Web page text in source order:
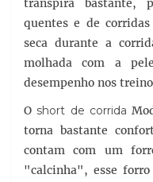
transpira bastante,
quentes e de
seca durante a
molhada com a
desempenho nos
O short de corrida
torna bastante
contam com um
"calcinha", esse